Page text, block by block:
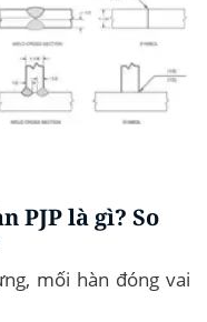
PJP là gì? So
mối hàn đóng vai